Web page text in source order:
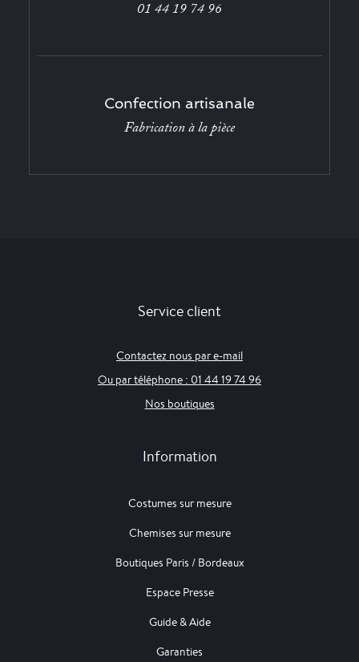
01 44 19 74 96
Confection artisanale
Fabrication à la pièce
Service client
Contactez nous par e-mail
Ou par téléphone : 01 44 19 74 96
Nos boutiques
Information
Costumes sur mesure
Chemises sur mesure
Boutiques Paris / Bordeaux
Espace Presse
Guide & Aide
Garanties